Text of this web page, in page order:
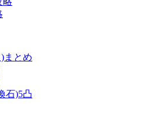
まとめ
石)5凸